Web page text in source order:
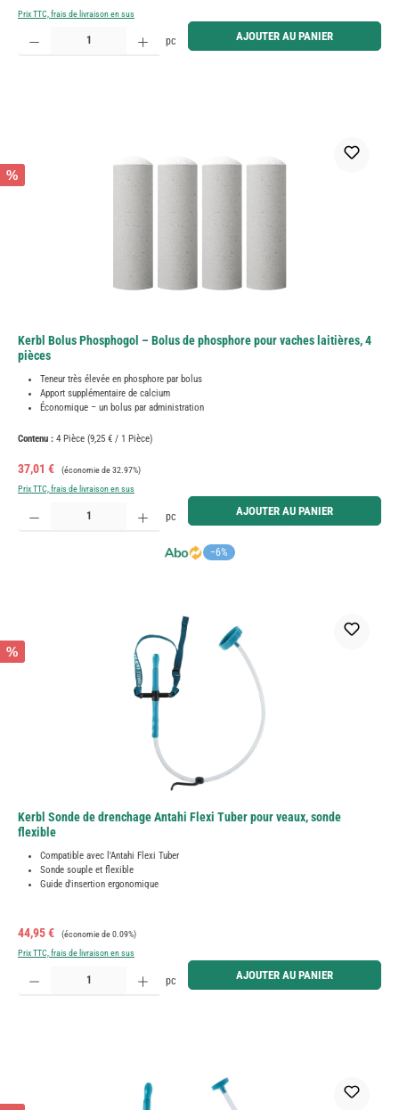
Prix TTC, frais de livraison en sus
Quantité de produit : Entrez la quantité souhaitée ou utilisez les boutons pour augmenter ou
pc AJOUTER AU PANIER
%
Kerbl Bolus Phosphogol – Bolus de phosphore pour vaches laitières, 4
pièces
Teneur très élevée en phosphore par bolus
Apport supplémentaire de calcium
Économique – un bolus par administration
Contenu : 4 Pièce (9,25 € / 1 Pièce)
Prix de vente :
37,01 € Prix régulier :
(économie de 32.97%)
Prix TTC, frais de livraison en sus
−6%
Quantité de produit : Entrez la quantité souhaitée ou utilisez les boutons pour augmenter ou
pc AJOUTER AU PANIER
%
Kerbl Sonde de drenchage Antahi Flexi Tuber pour veaux, sonde
flexible
Compatible avec l'Antahi Flexi Tuber
Sonde souple et flexible
Guide d'insertion ergonomique
Prix de vente :
44,95 € Prix régulier :
(économie de 0.09%)
Prix TTC, frais de livraison en sus
Quantité de produit : Entrez la quantité souhaitée ou utilisez les boutons pour augmenter ou
pc AJOUTER AU PANIER